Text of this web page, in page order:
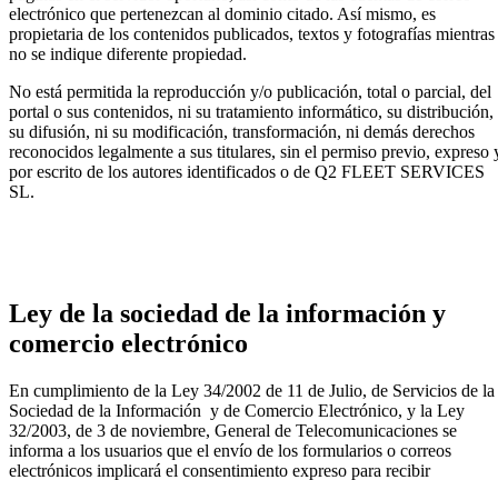
electrónico que pertenezcan al dominio citado. Así mismo, es
propietaria de los contenidos publicados, textos y fotografías mientras
no se indique diferente propiedad.
No está permitida la reproducción y/o publicación, total o parcial, del
portal o sus contenidos, ni su tratamiento informático, su distribución,
su difusión, ni su modificación, transformación, ni demás derechos
reconocidos legalmente a sus titulares, sin el permiso previo, expreso
por escrito de los autores identificados o de Q2 FLEET SERVICES
SL.
Ley de la sociedad de la información y
comercio electrónico
En cumplimiento de la Ley 34/2002 de 11 de Julio, de Servicios de la
Sociedad de la Información y de Comercio Electrónico, y la Ley
32/2003, de 3 de noviembre, General de Telecomunicaciones se
informa a los usuarios que el envío de los formularios o correos
electrónicos implicará el consentimiento expreso para recibir